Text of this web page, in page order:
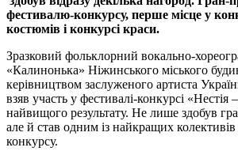
фестивалю-конкурсу, перше місце у
костюмів і конкурсі краси.
Зразковий фольклорний вокально-
«Калинонька» Ніжинського міського
керівництвом заслуженого артиста
взяв участь у фестивалі-конкурсі «Нестія
найвищого результату. Не лише здобув
але й став одним із найкращих
конкурсу.